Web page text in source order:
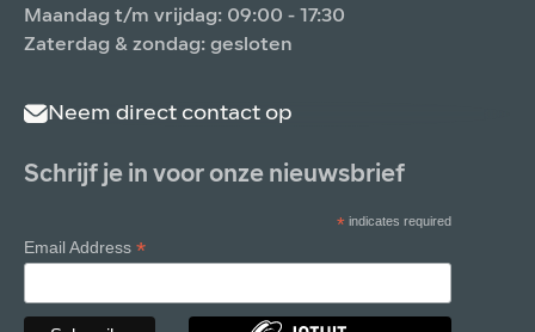
Maandag t/m vrijdag: 09:00 - 17:30
Zaterdag & zondag: gesloten
Neem direct contact op
Schrijf je in voor onze nieuwsbrief
*indicates required
Email Address*